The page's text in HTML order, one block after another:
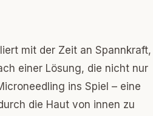
mit der Zeit an Spannkraft,
einer Lösung, die nicht nur
ins Spiel – eine
die Haut von innen zu